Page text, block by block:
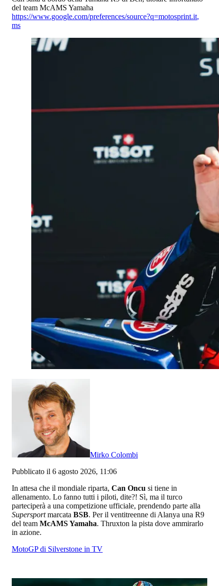
del team McAMS Yamaha
https://www.google.com/preferences/source?q=motosprint.it,
ms
Mirko Colombi
Pubblicato il 6 agosto 2026, 11:06
In attesa che il mondiale riparta, Can Oncu si tiene in
allenamento. Lo fanno tutti i piloti, dite?! Sì, ma il turco
parteciperà a una competizione ufficiale, prendendo parte alla
Supersportmarcata BSB. Per il ventitreenne di Alanya una R9
del team McAMS Yamaha. Thruxton la pista dove ammirarlo
in azione.
MotoGP di Silverstone in TV